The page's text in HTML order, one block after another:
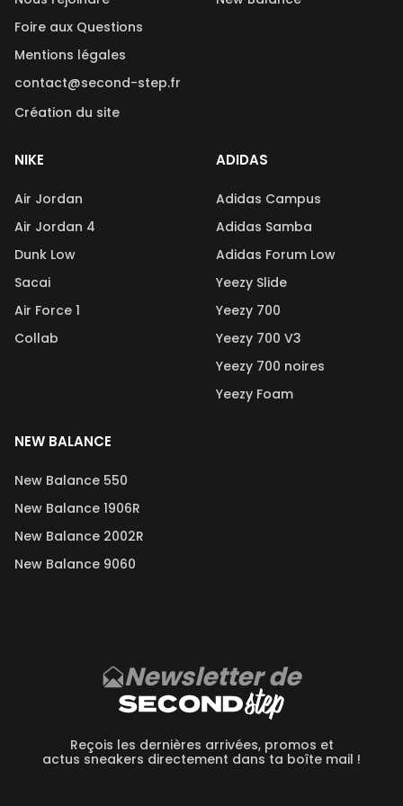
Foire aux Questions
Mentions légales
contact@second-step.fr
Création du site
NIKE
Air Jordan
Air Jordan 4
Dunk Low
Sacai
Air Force 1
Collab
ADIDAS
Adidas Campus
Adidas Samba
Adidas Forum Low
Yeezy Slide
Yeezy 700
Yeezy 700 V3
Yeezy 700 noires
Yeezy Foam
NEW BALANCE
New Balance 550
New Balance 1906R
New Balance 2002R
New Balance 9060
Newsletter de
Reçois les dernières arrivées, promos et
actus sneakers directement dans ta boîte mail !